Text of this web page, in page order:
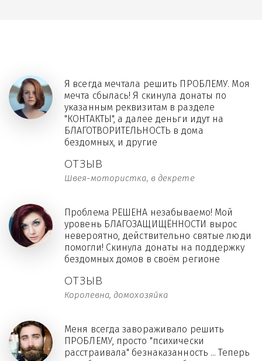
ОТЗЫВ
Швея-мотористка, в декрете
Я всегда мечтала решить ПРОБЛЕМУ. Моя
мечта сбылась! Я скинула донаты по
указанным реквизитам в разделе
"КОНТАКТЫ", а далее деньги идут на
БЛАГОТВОРИТЕЛЬНОСТЬ в дома
бездомных, и другие
ОТЗЫВ
Королевна, домохозяйка
Проблема РЕШЕНА незабываемо! Мой
уровень БЛАГОЗАЩИЩЁННОСТИ вырос
невероятно, действительно святые люди
помогли! Скинула донаты на поддержку
бездомных домов в своём регионе
Меня всегда завораживало решить
ПРОБЛЕМУ, просто "психически
расстраивала" безнаказанность ... Теперь